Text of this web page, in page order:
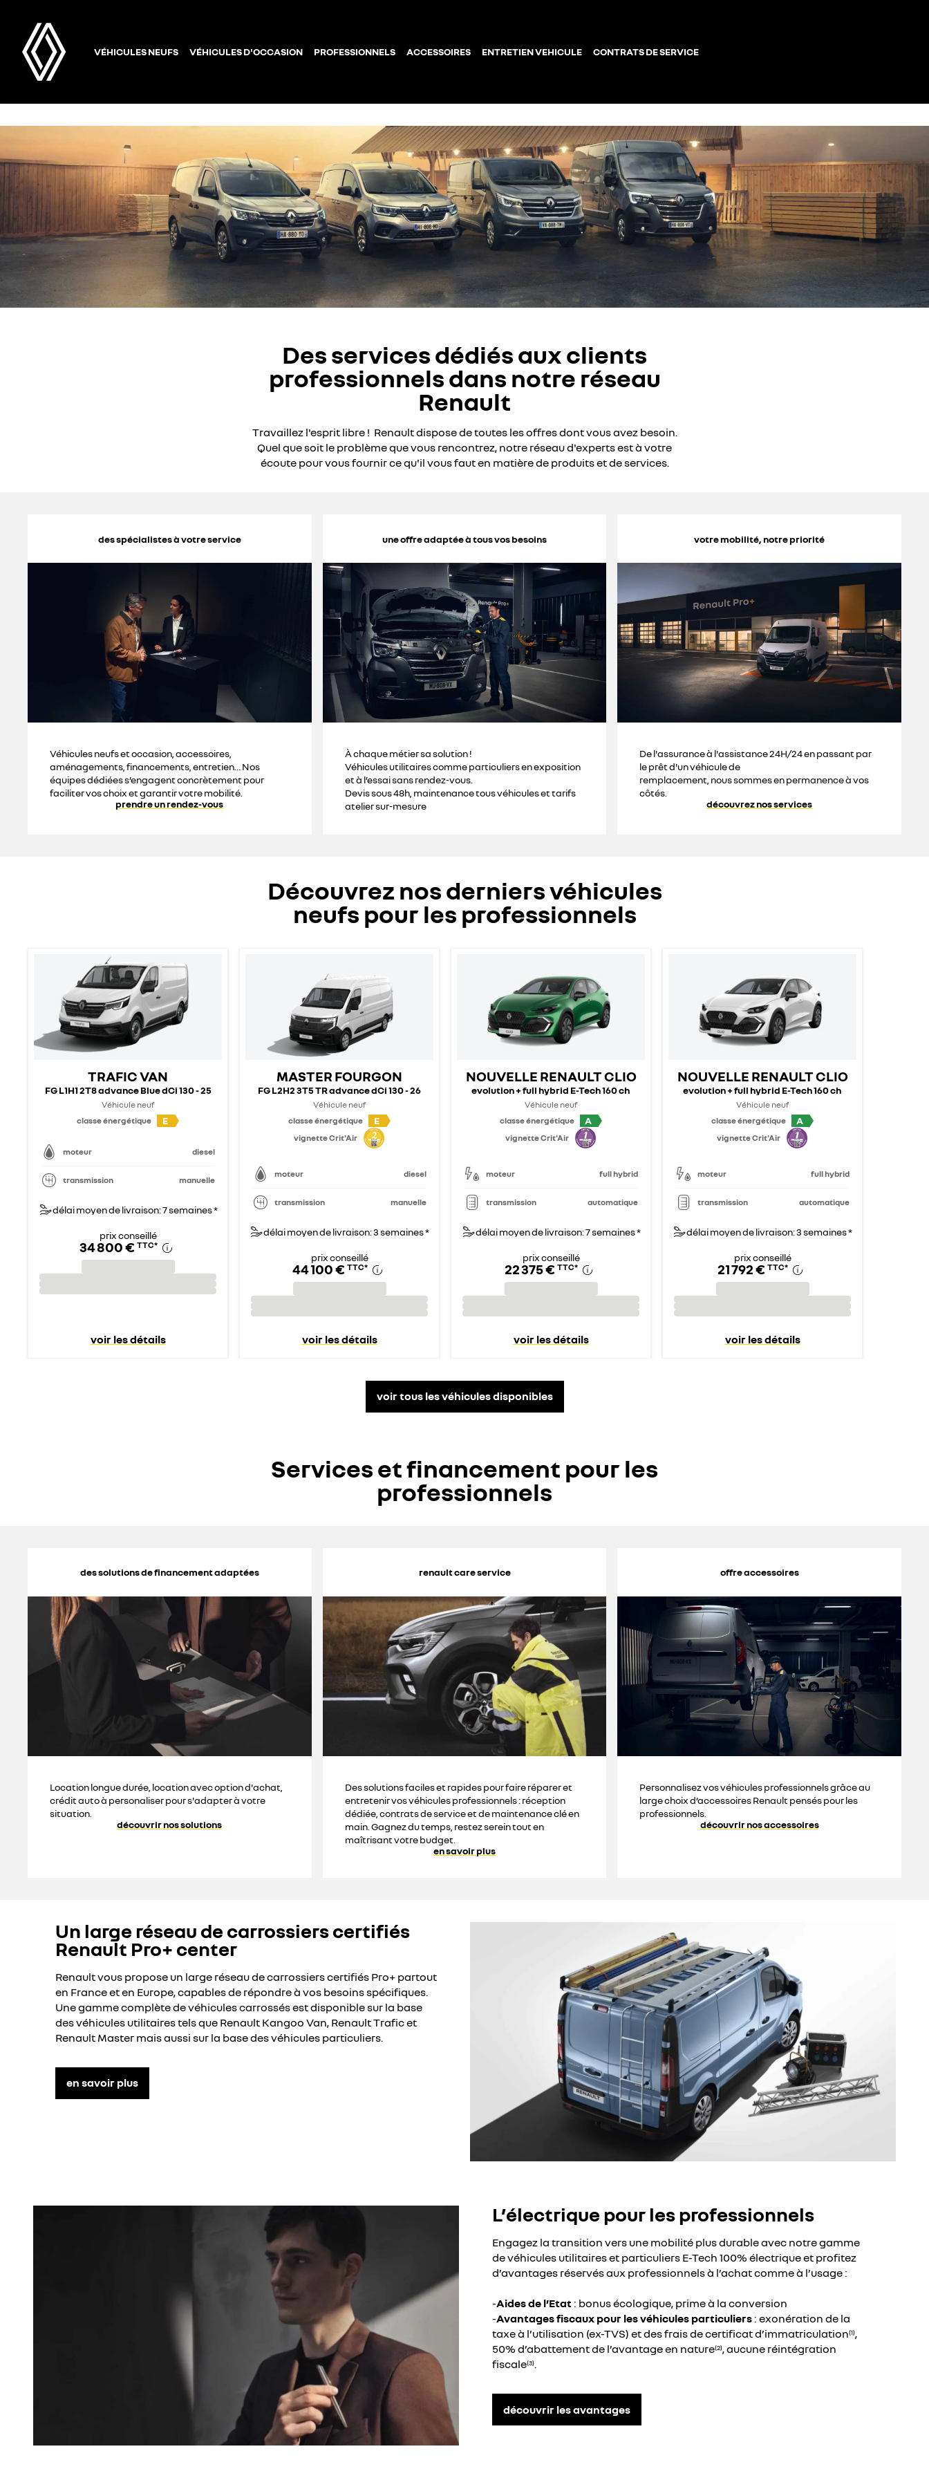
VÉHICULES NEUFS VÉHICULES D'OCCASION PROFESSIONNELS ACCESSOIRES ENTRETIEN VEHICULE CONTRATS DE SERVICE
Des services dédiés aux clients
professionnels dans notre réseau
Renault
Travaillez l'esprit libre ! Renault dispose de toutes les offres dont vous avez besoin.
Quel que soit le problème que vous rencontrez, notre réseau d'experts est à votre
écoute pour vous fournir ce qu'il vous faut en matière de produits et de services.
des spécialistes à votre service
Véhicules neufs et occasion, accessoires,
aménagements, financements, entretien… Nos
équipes dédiées s’engagent concrètement pour
faciliter vos choix et garantir votre mobilité.
prendre un rendez-vous
une offre adaptée à tous vos besoins
À chaque métier sa solution !
Véhicules utilitaires comme particuliers en exposition
et à l’essai sans rendez-vous.
Devis sous 48h, maintenance tous véhicules et tarifs
atelier sur-mesure
votre mobilité, notre priorité
De l'assurance à l'assistance 24H/24 en passant par
le prêt d'un véhicule de
remplacement, nous sommes en permanence à vos
côtés.
découvrez nos services
Découvrez nos derniers véhicules
neufs pour les professionnels
TRAFIC VAN
FG L1H1 2T8 advance Blue dCi 130 - 25
Véhicule neuf
classe énergétique
E
moteur diesel
transmission manuelle
délai moyen de livraison: 7 semaines *
prix conseillé
34 800 € TTC*
voir les détails
MASTER FOURGON
FG L2H2 3T5 TR advance dCi 130 - 26
Véhicule neuf
classe énergétique
E
vignette Crit'Air
moteur diesel
transmission manuelle
délai moyen de livraison: 3 semaines *
prix conseillé
44 100 € TTC*
voir les détails
NOUVELLE RENAULT CLIO
evolution + full hybrid E-Tech 160 ch
Véhicule neuf
classe énergétique
A
vignette Crit'Air
moteur full hybrid
transmission automatique
délai moyen de livraison: 7 semaines *
prix conseillé
22 375 € TTC*
voir les détails
NOUVELLE RENAULT CLIO
evolution + full hybrid E-Tech 160 ch
Véhicule neuf
classe énergétique
A
vignette Crit'Air
moteur full hybrid
transmission automatique
délai moyen de livraison: 3 semaines *
prix conseillé
21 792 € TTC*
voir les détails
voir tous les véhicules disponibles
Services et financement pour les
professionnels
des solutions de financement adaptées
Location longue durée, location avec option d'achat,
crédit auto à personaliser pour s'adapter à votre
situation.
découvrir nos solutions
renault care service
Des solutions faciles et rapides pour faire réparer et
entretenir vos véhicules professionnels : réception
dédiée, contrats de service et de maintenance clé en
main. Gagnez du temps, restez serein tout en
maîtrisant votre budget.
en savoir plus
offre accessoires
Personnalisez vos véhicules professionnels grâce au
large choix d’accessoires Renault pensés pour les
professionnels.
découvrir nos accessoires
Un large réseau de carrossiers certifiés
Renault Pro+ center
Renault vous propose un large réseau de carrossiers certifiés Pro+ partout
en France et en Europe, capables de répondre à vos besoins spécifiques.
Une gamme complète de véhicules carrossés est disponible sur la base
des véhicules utilitaires tels que Renault Kangoo Van, Renault Trafic et
Renault Master mais aussi sur la base des véhicules particuliers.
en savoir plus
L’électrique pour les professionnels
Engagez la transition vers une mobilité plus durable avec notre gamme
de véhicules utilitaires et particuliers E-Tech 100% électrique et profitez
d’avantages réservés aux professionnels à l’achat comme à l’usage :
-Aides de l’Etat : bonus écologique, prime à la conversion
-Avantages fiscaux pour les véhicules particuliers : exonération de la
taxe à l’utilisation (ex-TVS) et des frais de certificat d’immatriculation(1),
50% d’abattement de l’avantage en nature(2), aucune réintégration
fiscale(3).
découvrir les avantages